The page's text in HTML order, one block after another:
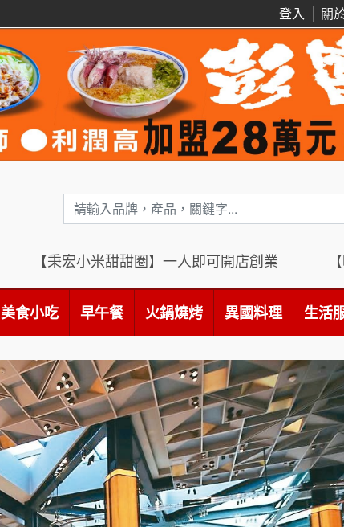
關
登入
【秉宏小米甜甜圈】一人即可開店創業
美食小吃 早午餐 火鍋燒烤 異國料理 生活